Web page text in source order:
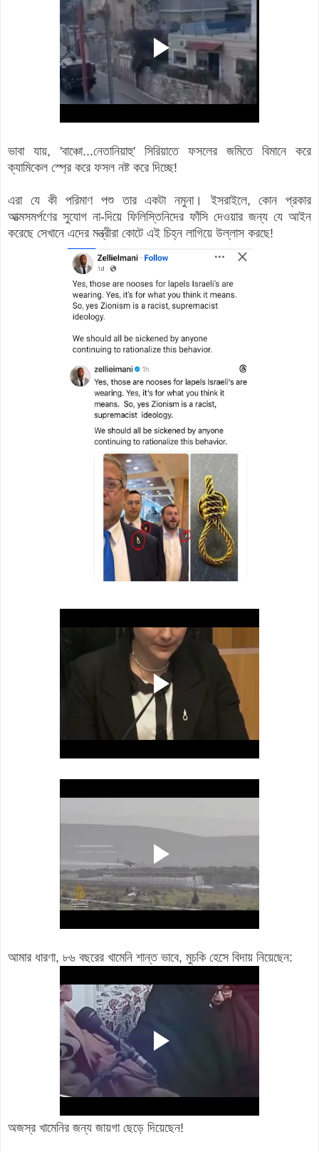
ভাবা যায়, 'বাঞ্চো...নেতানিয়াহু' সিরিয়াতে ফসলের জমিতে বিমানে করে
ক্যামিকেল স্প্রে করে ফসল নষ্ট করে দিচ্ছে!
এরা যে কী পরিমাণ পশু তার একটা নমুনা। ইসরাইলে, কোন প্রকার
আত্মসমর্পণের সুযোগ না-দিয়ে ফিলিস্তিনিদের ফাঁসি দেওয়ার জন্য যে আইন
করেছে সেখানে এদের মন্ত্রীরা কোটে এই চিহ্ন লাগিয়ে উল্লাস করছে!
আমার ধারণা, ৮৬ বছরের খামেনি শান্ত ভাবে, মুচকি হেসে বিদায় নিয়েছেন:
অজস্র খামেনির জন্য জায়গা ছেড়ে দিয়েছেন!